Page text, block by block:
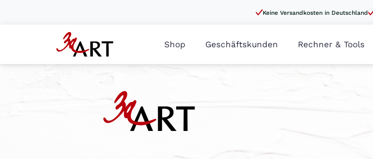
Keine Versandkosten in Deutschland
Shop Geschäftskunden Rechner & Tools